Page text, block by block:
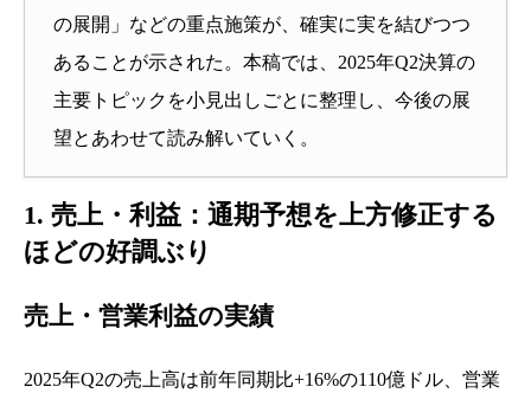
の展開」などの重点施策が、確実に実を結びつつ
あることが示された。本稿では、2025年Q2決算の
主要トピックを小見出しごとに整理し、今後の展
望とあわせて読み解いていく。
1. 売上・利益：通期予想を上方修正する
ほどの好調ぶり
売上・営業利益の実績
2025年Q2の売上高は前年同期比+16%の110億ドル、営業